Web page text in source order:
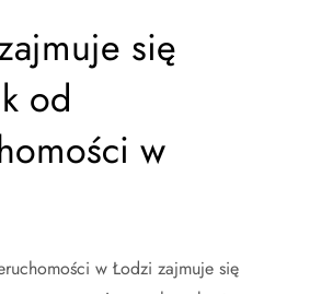
się
od
w
w Łodzi zajmuje się